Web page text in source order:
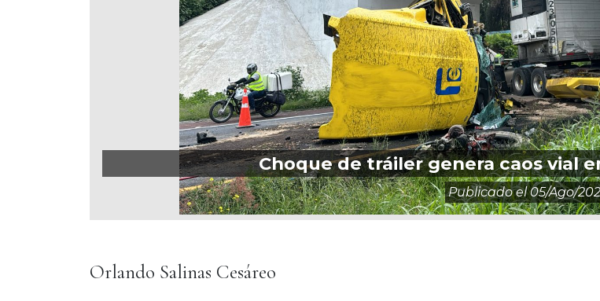
Choque de tráiler genera caos vial
Publicado el05/ago/
Orlando Salinas Cesáreo